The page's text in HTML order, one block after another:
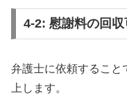
4-2: 慰謝料の回
弁護士に依頼すること
上します。